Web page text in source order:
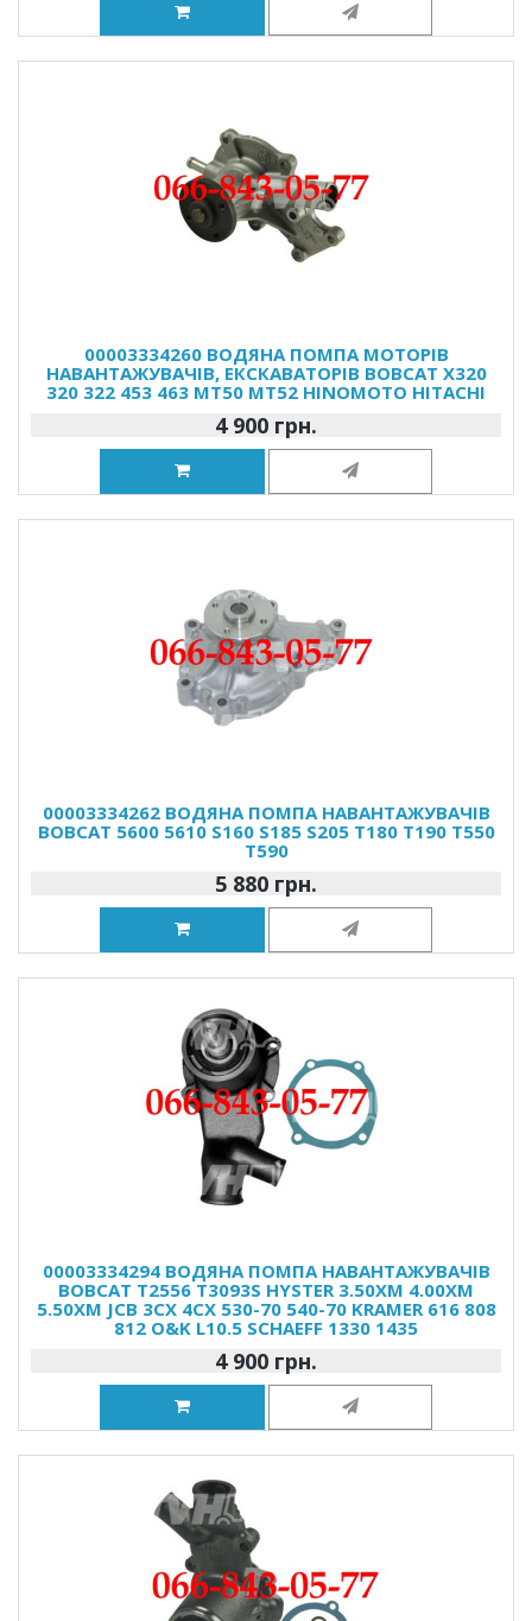
00003334260 ВОДЯНА ПОМПА МОТОРІВ
НАВАНТАЖУВАЧІВ, ЕКСКАВАТОРІВ BOBCAT X320
320 322 453 463 MT50 MT52 HINOMOTO HITACHI
4 900 грн.
00003334262 ВОДЯНА ПОМПА НАВАНТАЖУВАЧІВ
BOBCAT 5600 5610 S160 S185 S205 T180 T190 T550
T590
5 880 грн.
00003334294 ВОДЯНА ПОМПА НАВАНТАЖУВАЧІВ
BOBCAT T2556 T3093S HYSTER 3.50XM 4.00XM
5.50XM JCB 3CX 4CX 530-70 540-70 KRAMER 616 808
812 O&K L10.5 SCHAEFF 1330 1435
4 900 грн.